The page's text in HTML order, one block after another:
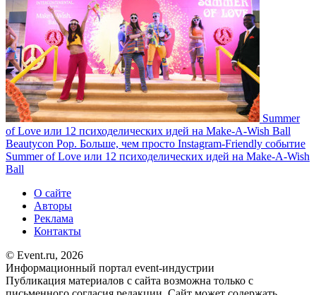
Summer
of Love или 12 психоделических идей на Make-A-Wish Ball
Beautycon Pop. Больше, чем просто Instagram-Friendly событие
Summer of Love или 12 психоделических идей на Make-A-Wish
Ball
О сайте
Авторы
Реклама
Контакты
© Event.ru, 2026
Информационный портал event-индустрии
Публикация материалов с сайта возможна только с